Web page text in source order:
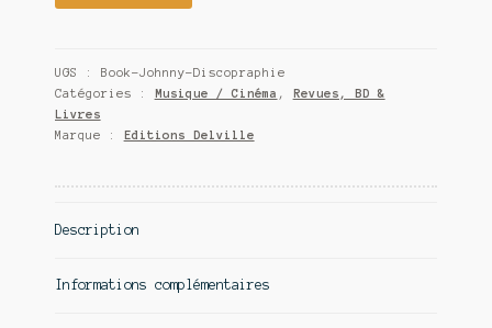
UGS : Book-Johnny-Discopraphie
Catégories : Musique / Cinéma , Revues, BD &
Livres
Marque : Editions Delville
Description
Informations complémentaires